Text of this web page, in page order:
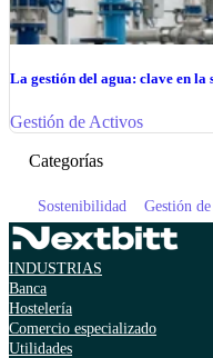
La gestión del agua: clave en
Gestión de Activos
Categorías
Sostenibilidad Gestión
INDUSTRIAS
Banca
Hostelería
Comercio especializado
Utilidades